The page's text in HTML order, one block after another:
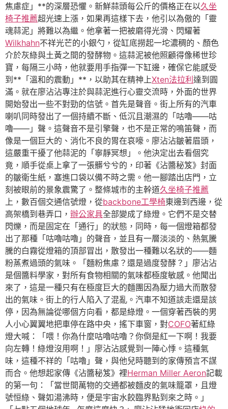
焦慮症」**的深層恐懼。新鮮蒜頭每公斤的價格正在以久坐
椅子推薦超光速上漲，如果再這樣下去，他引以為傲的「靈
魂蒜泥」將難以為繼。他拿著一把被磨得光滑、閃耀著
Wilkhahn不祥光芒的小銀勺，從缸底撈起一坨濃稠的、顏色
介於灰綠與土黃之間的發酵物。這蒜泥被他照顧得像稀世珍
寶，每隔三小時，他就要用手指彈一下缸邊，確保它能感受
到**「溫和的震動」**，以助其在精神上Xten法拉利達到圓
滿。就在廖沾沾專注於與蒜泥進行心靈交流時，外面的世界
開始發出一些不對勁的信號。首先是聲音。街上所有的汽車
喇叭同時發出了一個持續不斷、低沉且潮濕的「咕嚕——咕
嚕——」聲。這聲音不是引擎聲，也不是正常的鳴笛聲，而
像是一個巨大的、消化不良的胃在哀嚎。廖沾沾皺著眉頭，
這嚴重干擾了他蒜泥的「寧靜冥想」。他決定出去看個究
竟，順手從桌上拿了一張髒兮兮的，印著《沾醬秘笈》封面
的皺衛生紙，塞進口袋以備不時之需。他一腳踏出店門，立
刻被眼前的景象震驚了。整條城市的主幹道久坐椅子推薦
上，數百個交通信號燈，從backbone工學椅東邊到西邊，從
高架橋到巷弄口， 辦公家具全部變成了綠燈。它們不是交替
閃爍，而是固定在「通行」的狀態，同時，每一個燈箱都發
出了那種「咕嚕咕嚕」的聲音，並且有一層淡淡的、熱氣騰
騰的白霧從燈箱的頂部冒出，散發出一種難以名狀的——麵
粉蒸煮過頭的氣味。「麵粉焦慮？還是過度發酵？」廖沾沾
是個醬料學家，對所有食物相關的氣味都極度敏感。他聞出
來了，這是一種只有在極度巨大的麵團因為壓力過大而散發
出的氣味。街上的行人陷入了混亂。汽車不知道該走還是該
停，因為無論從哪個方向看，都是綠燈。一個穿著西裝的男
人小心翼翼地把車停在路中央，搖下車窗，對COFO著紅綠
燈大喊：「喂！你為什麼咕嚕咕嚕？你倒是紅一下啊！我要
向左轉！綠燈沒用啊！」廖沾沾感覺到一陣心悸。這種氣
味，這種不祥的「咕嚕」聲，與他兒時聽到的家傳預言不謀
而合。他想起家傳《沾醬秘笈》裡Herman Miller Aeron記載
的第一句：「當世間萬物的交通都被麵皮的氣味籠罩，且燈
號恒綠、聲如湯沸時，便是宇宙水餃臨界點到來之時。」